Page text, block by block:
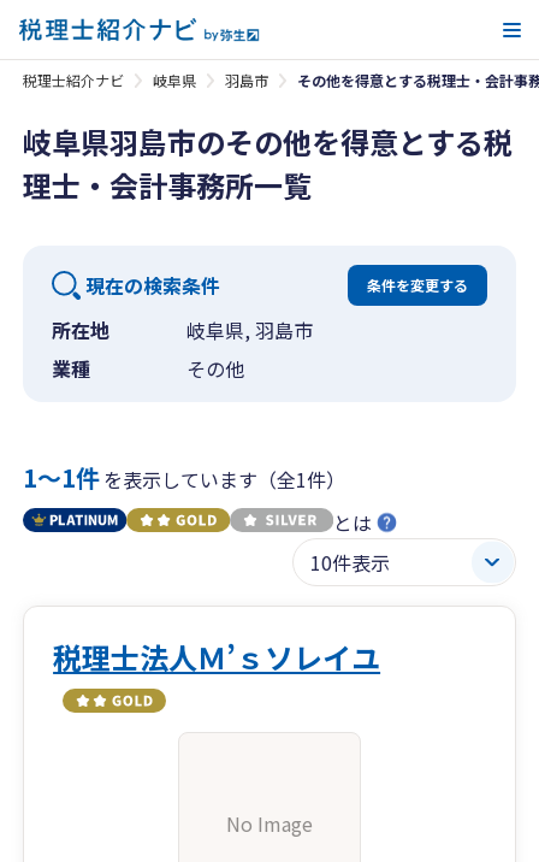
税理士紹介ナビ 岐阜県 羽島市 その他を得意とする税理士・会計事
岐阜県羽島市のその他を得意とする税
理士・会計事務所一覧
現在の検索条件 条件を変更する
所在地
岐阜県, 羽島市
業種
その他
1〜1件を表示しています（全1件）
とは
税理士法人Ｍ’ｓソレイユ
No Image